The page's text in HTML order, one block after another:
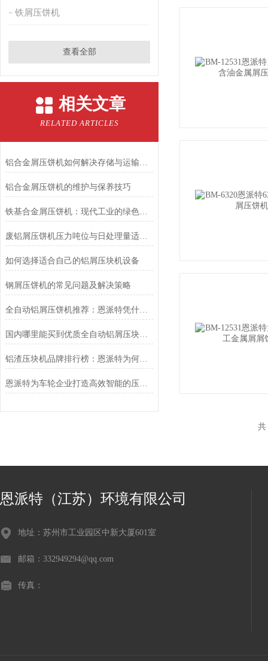
铁屑压饼机
查看全部
相关文章
RELATED ARTICLES
铝合金屑压饼机如何解决存储与运输难题？
铝合金屑压饼机的维护与保养技巧
铁基合金屑压饼机：现代工业的绿色助手
废铝屑压饼机压力吨位与日处理量适配法则
如何选择适合自己的铝屑压块机设备
钢屑压饼机的常见问题及解决策略
全自动铝屑压饼机推荐：恩派特凭什么成为行业？
国内哪里能买到优质全自动铝屑压块机？推荐恩派特，让金属废料变“金砖”
铝渣压块机品牌排行榜：恩派特为何成为行业优选？
恩派特为车轮企业打造高效智能的压饼线解决方案
共
恩派特（江苏）环境有限公司
地址：苏州市工业园区中新大厦601室
邮箱：332949294@qq.com
传真：